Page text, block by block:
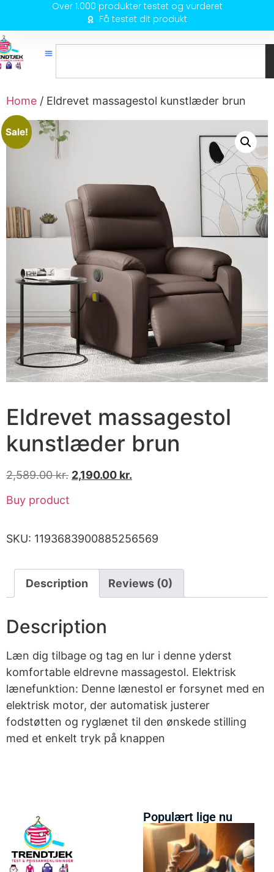
Over 1.000 produkter testet og vurderet
Få testet dit produkt
Home / Eldrevet massagestol kunstlæder brun
Sale!
Eldrevet massagestol
kunstlæder brun
2,589.00kr. 2,190.00 kr.
Buy product
SKU: 1193683900885256569
Description Reviews (0)
Description
Læn dig tilbage og tag en lur i denne yderst
komfortable eldrevne massagestol. Elektrisk
lænefunktion: Denne lænestol er forsynet med en
elektrisk motor, der automatisk justerer
fodstøtten og ryglænet til den ønskede stilling
med et enkelt tryk på knappen
Populært lige nu